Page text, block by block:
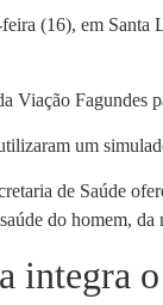
(16), em Santa
Viação Fagundes
um
de Saúde
do homem, da
integra